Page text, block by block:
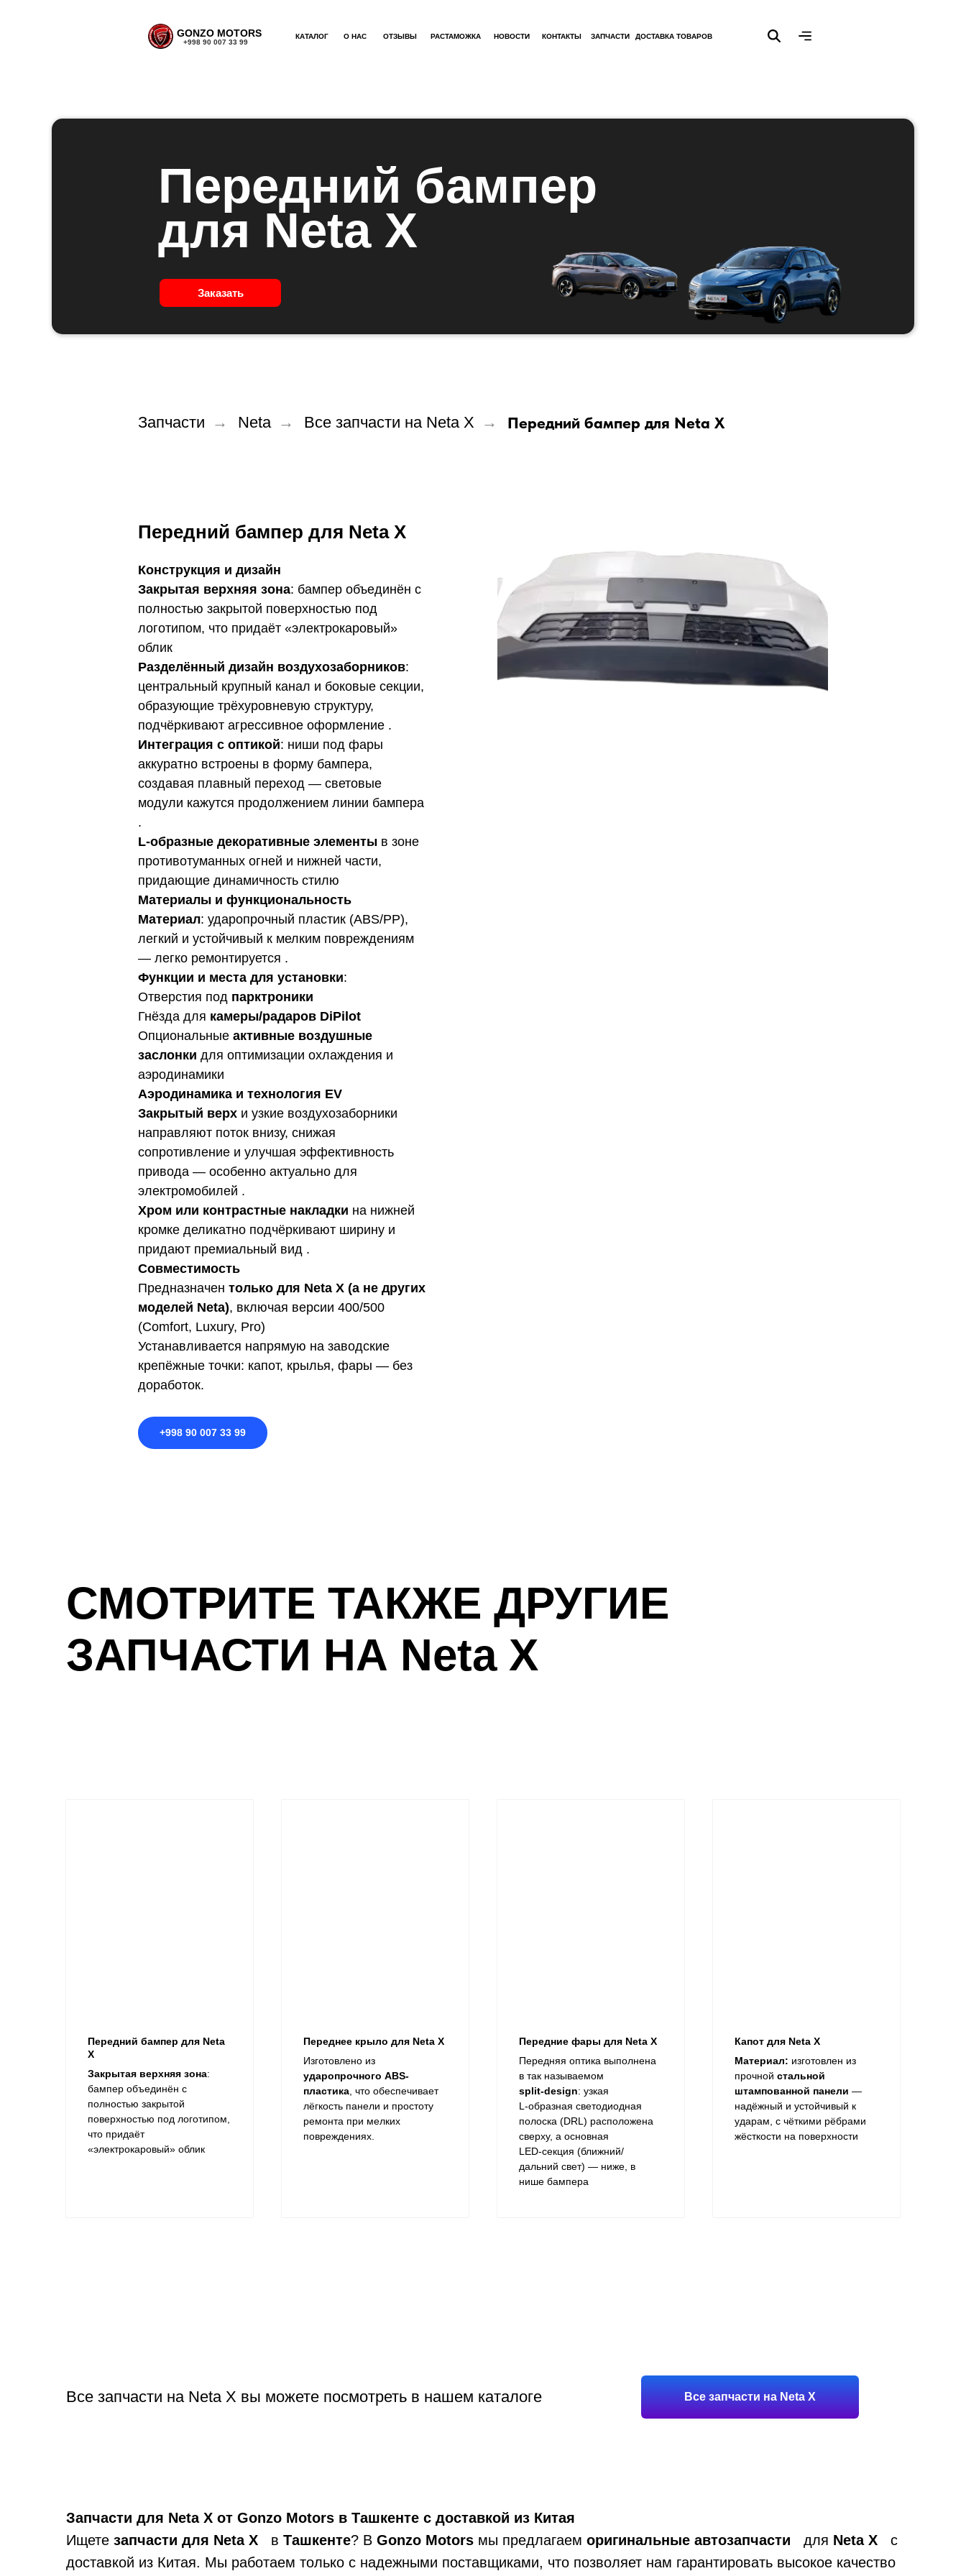
GONZO MOTORS КАТАЛОГ О НАС ОТЗЫВЫ РАСТАМОЖКА НОВОСТИ КОНТАКТЫ
+998 90 007 33 99
ЗАПЧАСТИ ДОСТАВКА ТОВАРОВ
Передний бампер
для Neta X
Заказать
Запчасти → Neta → Все запчасти на Neta X → Передний бампер для Neta X
Передний бампер для Neta X
Конструкция и дизайн
Закрытая верхняя зона: бампер объединён с
полностью закрытой поверхностью под
логотипом, что придаёт «электрокаровый»
облик
Разделённый дизайн воздухозаборников:
центральный крупный канал и боковые секции,
образующие трёхуровневую структуру,
подчёркивают агрессивное оформление .
Интеграция с оптикой: ниши под фары
аккуратно встроены в форму бампера,
создавая плавный переход — световые
модули кажутся продолжением линии бампера
.
L‑образные декоративные элементы в зоне
противотуманных огней и нижней части,
придающие динамичность стилю
Материалы и функциональность
Материал: ударопрочный пластик (ABS/PP),
легкий и устойчивый к мелким повреждениям
— легко ремонтируется .
Функции и места для установки:
Отверстия под парктроники
Гнёзда для камеры/радаров DiPilot
Опциональные активные воздушные
заслонки для оптимизации охлаждения и
аэродинамики
Аэродинамика и технология EV
Закрытый верх и узкие воздухозаборники
направляют поток внизу, снижая
сопротивление и улучшая эффективность
привода — особенно актуально для
электромобилей .
Хром или контрастные накладки на нижней
кромке деликатно подчёркивают ширину и
придают премиальный вид .
Совместимость
Предназначен только для Neta X (а не других
моделей Neta), включая версии 400/500
(Comfort, Luxury, Pro)
Устанавливается напрямую на заводские
крепёжные точки: капот, крылья, фары — без
доработок.
+998 90 007 33 99
СМОТРИТЕ ТАКЖЕ ДРУГИЕ
ЗАПЧАСТИ НА Neta X
Передний бампер для Neta
X
Закрытая верхняя зона:
бампер объединён с
полностью закрытой
поверхностью под логотипом,
что придаёт
«электрокаровый» облик
Переднее крыло для Neta X
Изготовлено из
ударопрочного ABS-
пластика, что обеспечивает
лёгкость панели и простоту
ремонта при мелких
повреждениях.
Передние фары для Neta X
Передняя оптика выполнена
в так называемом
split‑design: узкая
L‑образная светодиодная
полоска (DRL) расположена
сверху, а основная
LED‑секция (ближний/
дальний свет) — ниже, в
нише бампера
Капот для Neta X
Материал: изготовлен из
прочной стальной
штампованной панели —
надёжный и устойчивый к
ударам, с чёткими рёбрами
жёсткости на поверхности
Все запчасти на Neta X вы можете посмотреть в нашем каталоге Все запчасти на Neta X
Запчасти для Neta X от Gonzo Motors в Ташкенте с доставкой из Китая
Ищете запчасти для Neta X в Ташкенте? В Gonzo Motors мы предлагаем оригинальные автозапчасти для Neta X
с
доставкой из Китая. Мы работаем только с надежными поставщиками, что позволяет нам гарантировать высокое качество